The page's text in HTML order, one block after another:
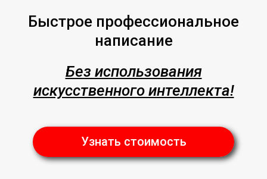
Быстрое профессиональное
написание
Без использования
искусственного интеллекта!
Узнать стоимость